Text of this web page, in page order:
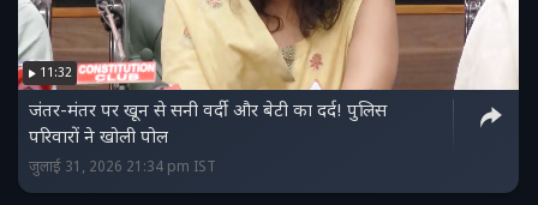
11:32
जंतर-मंतर पर खून से सनी वर्दी और बेटी का दर्द! पुलिस
परिवारों ने खोली पोल
जुलाई 31, 2026 21:34 pm IST